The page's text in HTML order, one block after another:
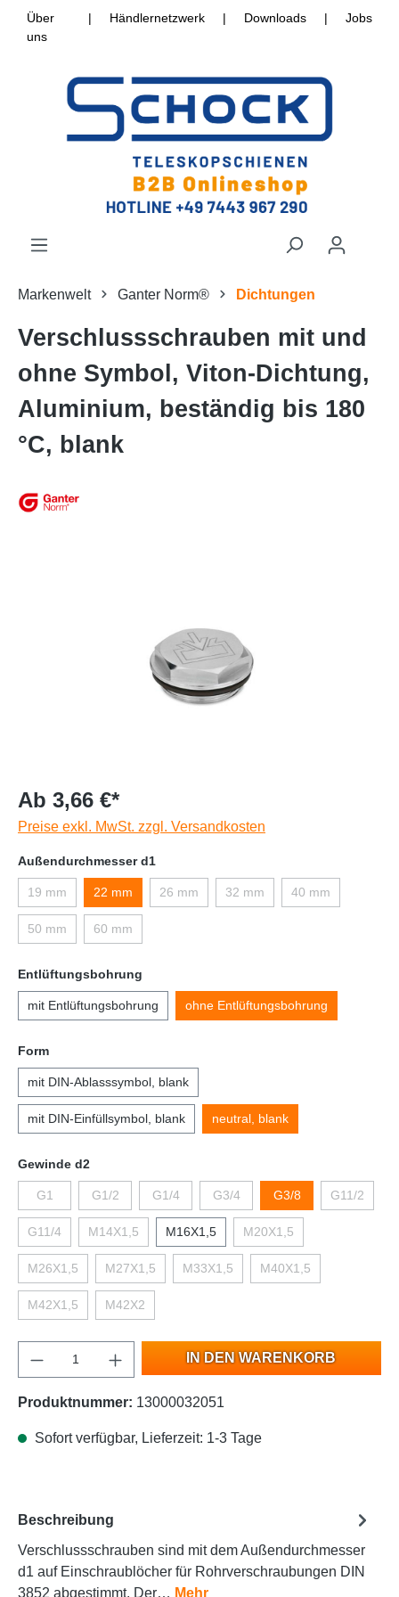
Über
uns
| Händlernetzwerk | Downloads | Jobs
Markenwelt Ganter Norm® Dichtungen
Verschlussschrauben mit und
ohne Symbol, Viton-Dichtung,
Aluminium, beständig bis 180
°C, blank
Ab 3,66 €*
Preise exkl. MwSt. zzgl. Versandkosten
Außendurchmesser d1
19 mm 22 mm 26 mm 32 mm 40 mm
50 mm 60 mm
Entlüftungsbohrung
mit Entlüftungsbohrung ohne Entlüftungsbohrung
Form
mit DIN-Ablasssymbol, blank
mit DIN-Einfüllsymbol, blank neutral, blank
Gewinde d2
G1 G1/2 G1/4 G3/4 G3/8 G11/2
G11/4 M14X1,5 M16X1,5 M20X1,5
M26X1,5 M27X1,5 M33X1,5 M40X1,5
M42X1,5 M42X2
IN DEN WARENKORB
Produktnummer: 13000032051
Sofort verfügbar, Lieferzeit: 1-3 Tage
Beschreibung
Verschlussschrauben sind mit dem Außendurchmesser
d1 auf Einschraublöcher für Rohrverschraubungen DIN
3852 abgestimmt. Der… Mehr